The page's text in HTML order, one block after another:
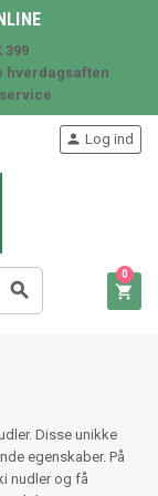
hverdagsaften

 Log ind

0
Disse unikke
egenskaber. På
nudler og få